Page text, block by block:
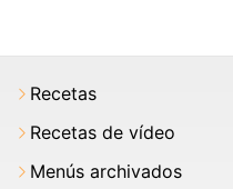
Recetas
Recetas de vídeo
Menús archivados